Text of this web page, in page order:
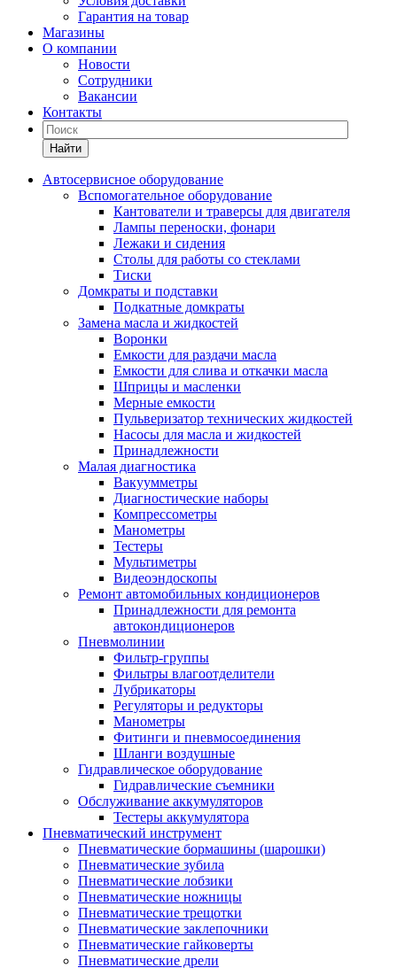
Гарантия на товар
Магазины
О компании
Новости
Сотрудники
Вакансии
Контакты
Найти
Автосервисное оборудование
Вспомогательное оборудование
Кантователи и траверсы для двигателя
Лампы переноски, фонари
Лежаки и сидения
Столы для работы со стеклами
Тиски
Домкраты и подставки
Подкатные домкраты
Замена масла и жидкостей
Воронки
Емкости для раздачи масла
Емкости для слива и откачки масла
Шприцы и масленки
Мерные емкости
Пульверизатор технических жидкостей
Насосы для масла и жидкостей
Принадлежности
Малая диагностика
Вакуумметры
Диагностические наборы
Компрессометры
Манометры
Тестеры
Мультиметры
Видеоэндоскопы
Ремонт автомобильных кондиционеров
Принадлежности для ремонта
автокондиционеров
Пневмолинии
Фильтр-группы
Фильтры влагоотделители
Лубрикаторы
Регуляторы и редукторы
Манометры
Фитинги и пневмосоединения
Шланги воздушные
Гидравлическое оборудование
Гидравлические съемники
Обслуживание аккумуляторов
Тестеры аккумулятора
Пневматический инструмент
Пневматические бормашины (шарошки)
Пневматические зубила
Пневматические лобзики
Пневматические ножницы
Пневматические трещотки
Пневматические заклепочники
Пневматические гайковерты
Пневматические дрели